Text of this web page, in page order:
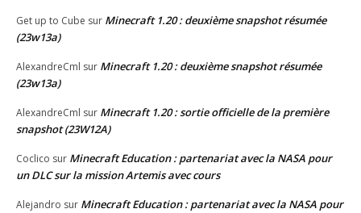
Get up to Cube sur Minecraft 1.20 : deuxième snapshot résumée
(23w13a)
AlexandreCml sur Minecraft 1.20 : deuxième snapshot résumée
(23w13a)
AlexandreCml sur Minecraft 1.20 : sortie officielle de la première
snapshot (23W12A)
Coclico sur Minecraft Education : partenariat avec la NASA pour
un DLC sur la mission Artemis avec cours
Alejandro sur Minecraft Education : partenariat avec la NASA pour